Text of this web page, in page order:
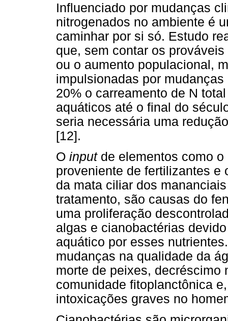
Influenciado por mudanças
nitrogenados no ambiente é
caminhar por si só. Estudo
que, sem contar os
ou o aumento populacional,
impulsionadas por
20% o carreamento de N
aquáticos até o final do
seria necessária uma
[12].
O inputde elementos como o
proveniente de fertilizantes e
da mata ciliar dos
tratamento, são causas do
uma proliferação
algas e cianobactérias
aquático por esses
mudanças na qualidade da
morte de peixes, decréscimo
comunidade fitoplanctônica
intoxicações graves no